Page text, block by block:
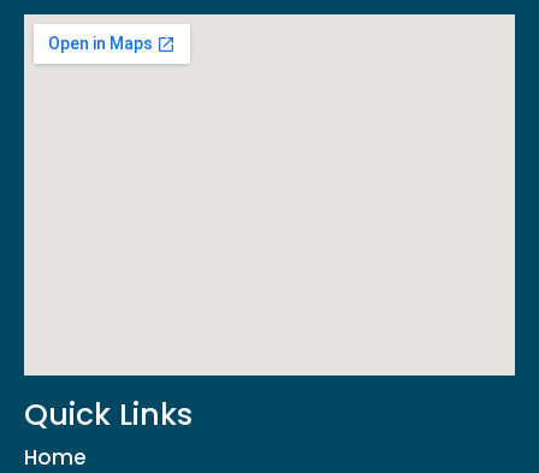
Quick Links
Home